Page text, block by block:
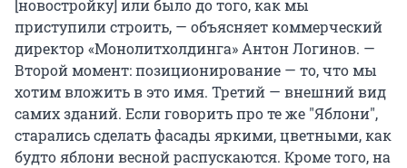
[новостройку] или было до того, как мы
приступили строить, — объясняет коммерческий
директор «Монолитхолдинга» Антон Логинов. —
Второй момент: позиционирование — то, что мы
хотим вложить в это имя. Третий — внешний вид
самих зданий. Если говорить про те же "Яблони",
старались сделать фасады яркими, цветными, как
будто яблони весной распускаются. Кроме того, на